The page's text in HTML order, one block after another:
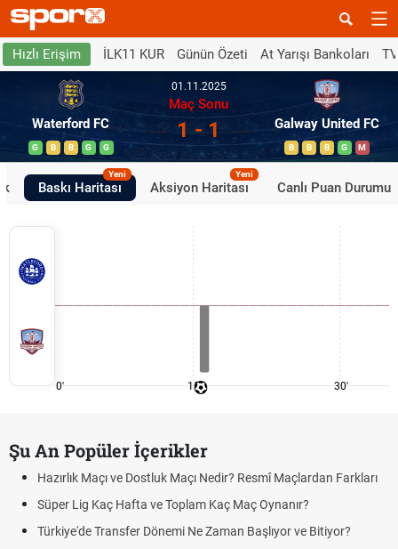
Hızlı Erişim İLK11 KUR Günün Özeti At Yarışı Bankoları
Waterford FC
G B B G G
01.11.2025
Maç Sonu
1 - 1 Galway United FC
B B B G M
Baskı Haritası
Yeni
Aksiyon Haritası
Yeni
Canlı Puan Durumu
0' 15' 30'
Şu An Popüler İçerikler
Hazırlık Maçı ve Dostluk Maçı Nedir? Resmî Maçlardan Farkları
Süper Lig Kaç Hafta ve Toplam Kaç Maç Oynanır?
Türkiye'de Transfer Dönemi Ne Zaman Başlıyor ve Bitiyor?